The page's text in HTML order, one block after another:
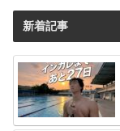
新着記事